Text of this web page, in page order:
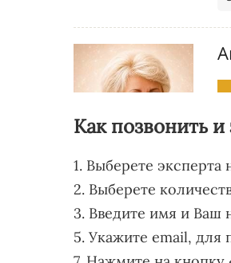
Как позвонить и
1. Выберете эксперта
2. Выберете
3. Введите имя и Ваш
5. Укажите email, для